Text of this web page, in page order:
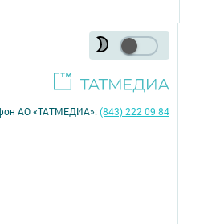
АО «ТАТМЕДИА»:(843) 222 09 84